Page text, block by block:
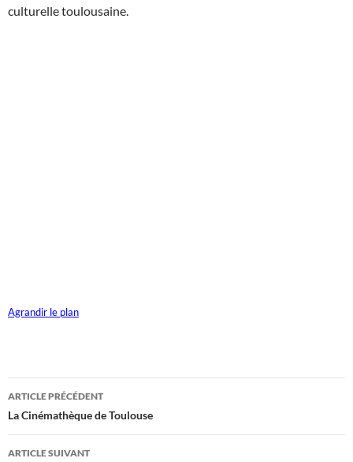
culturelle toulousaine.
Agrandir le plan
Navigation
des
articles
ARTICLE PRÉCÉDENT
La Cinémathèque de Toulouse
ARTICLE SUIVANT